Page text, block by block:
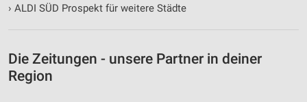
› ALDI SÜD Prospekt für weitere Städte
Die Zeitungen - unsere Partner in deiner
Region